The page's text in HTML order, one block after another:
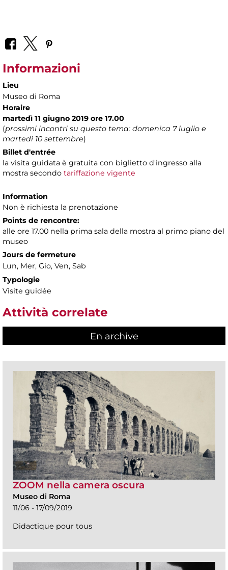
Informazioni
Lieu
Museo di Roma
Horaire
martedì 11 giugno 2019 ore 17.00
(prossimi incontri su questo tema: domenica 7 luglio e
martedì 10 settembre)
Billet d'entrée
la visita guidata è gratuita con biglietto d'ingresso alla
mostra secondo tariffazione vigente
Information
Non è richiesta la prenotazione
Points de rencontre:
alle ore 17.00 nella prima sala della mostra al primo piano del
museo
Jours de fermeture
Lun, Mer, Gio, Ven, Sab
Typologie
Visite guidée
Attività correlate
En archive
ZOOM nella camera oscura
Museo di Roma
11/06 - 17/09/2019
Didactique pour tous